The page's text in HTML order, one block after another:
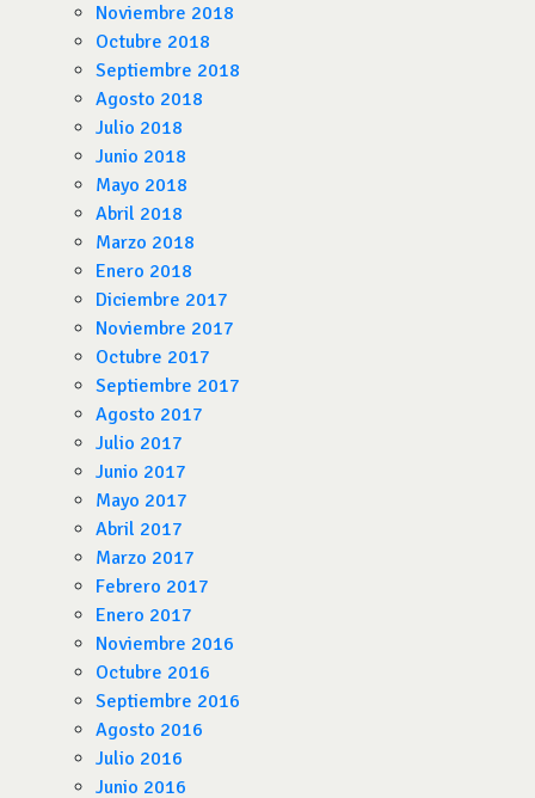
Noviembre 2018
Octubre 2018
Septiembre 2018
Agosto 2018
Julio 2018
Junio 2018
Mayo 2018
Abril 2018
Marzo 2018
Enero 2018
Diciembre 2017
Noviembre 2017
Octubre 2017
Septiembre 2017
Agosto 2017
Julio 2017
Junio 2017
Mayo 2017
Abril 2017
Marzo 2017
Febrero 2017
Enero 2017
Noviembre 2016
Octubre 2016
Septiembre 2016
Agosto 2016
Julio 2016
Junio 2016